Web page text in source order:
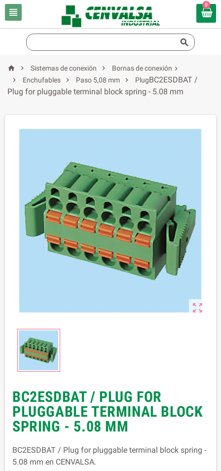

0

  Sistemas de conexión 
Bornas de conexión

Enchufables  Paso 5,08 mm  Plug

BC2ESDBAT /
Plug for pluggable terminal block spring - 5.08 mm

BC2ESDBAT / PLUG FOR
PLUGGABLE TERMINAL BLOCK
SPRING - 5.08 MM
BC2ESDBAT / Plug for pluggable terminal block spring -
5.08 mm en CENVALSA.